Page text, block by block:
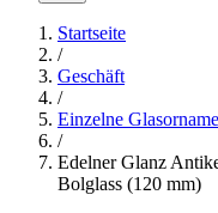
Startseite
/
Geschäft
/
Einzelne
/
Edelner Glanz
Bolglass (120 mm)